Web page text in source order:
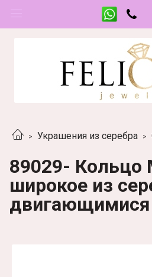
Украшения из серебра
89029- Кольцо
широкое из